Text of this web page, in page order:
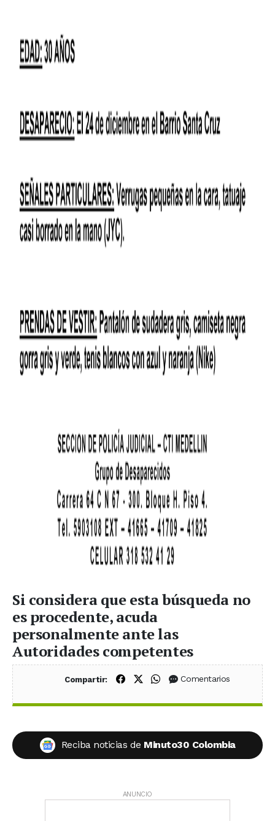
Si considera que esta búsqueda no
es procedente, acuda
personalmente ante las
Autoridades competentes
Compartir: Compartir en Facebook
Compartir en X (Twitter)
Compartir en WhatsApp
Comentarios
Reciba noticias de Minuto30 Colombia
ANUNCIO